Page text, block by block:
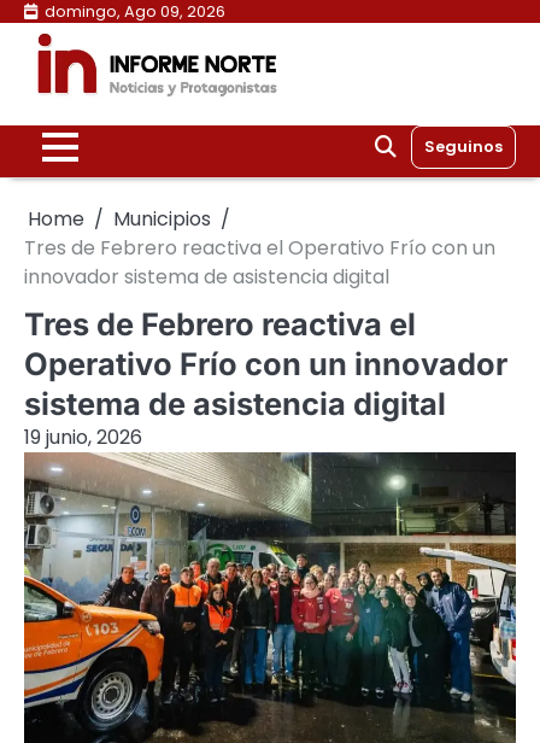
Skip
content
domingo, Ago 09, 2026
Seguinos
Home
Municipios
Tres de Febrero reactiva el Operativo Frío con un
innovador sistema de asistencia digital
Tres de Febrero reactiva el
Operativo Frío con un innovador
sistema de asistencia digital
19 junio, 2026